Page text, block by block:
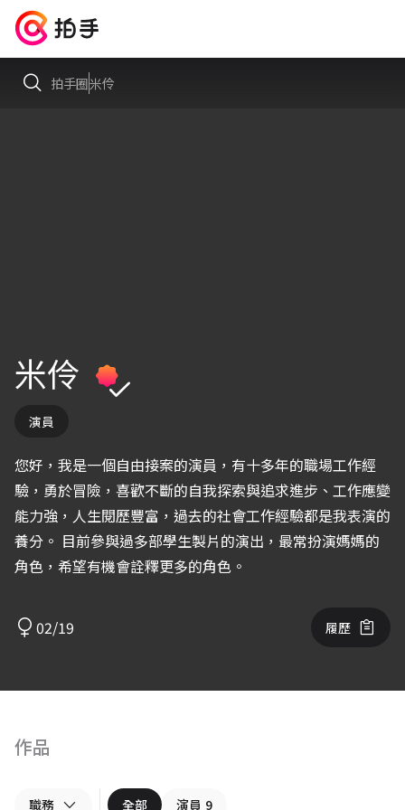
拍手圈米伶
米伶
演員
您好，我是一個自由接案的演員，有十多年的職場工作經
驗，勇於冒險，喜歡不斷的自我探索與追求進步、工作應變
能力強，人生閱歷豐富，過去的社會工作經驗都是我表演的
養分。 目前參與過多部學生製片的演出，最常扮演媽媽的
角色，希望有機會詮釋更多的角色。
02/19 履歷
作品
職務 全部 演員 9